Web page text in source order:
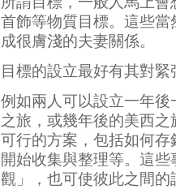
首飾等物質目標。這些
成很膚淺的夫妻關係。
目標的設立最好有其對
例如兩人可以設立一年
之旅，或幾年後的美西
可行的方案，包括如何
開始收集與整理等。這
觀」，也可使彼此之間